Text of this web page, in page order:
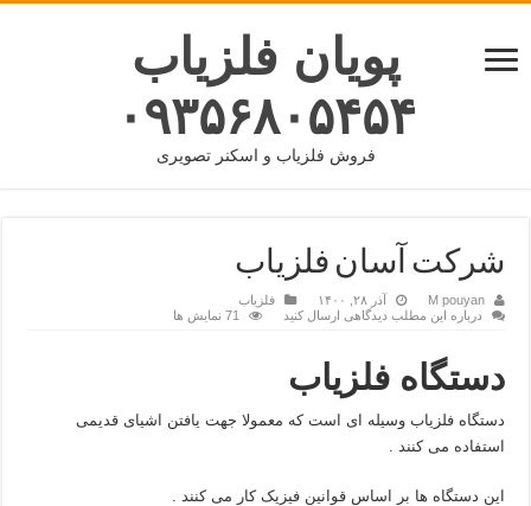
پویان فلزیاب
۰۹۳۵۶۸۰۵۴۵۴
فروش فلزیاب و اسکنر تصویری
شرکت آسان فلزیاب
M pouyan آذر ۲۸, ۱۴۰۰
فلزیاب
درباره این مطلب دیدگاهی ارسال کنید
71 نمایش ها
دستگاه فلزیاب
دستگاه فلزیاب وسیله‌ ای است که معمولا جهت یافتن اشیای قدیمی
استفاده می کنند .
این دستگاه ها بر اساس قوانین فیزیک کار می کنند .